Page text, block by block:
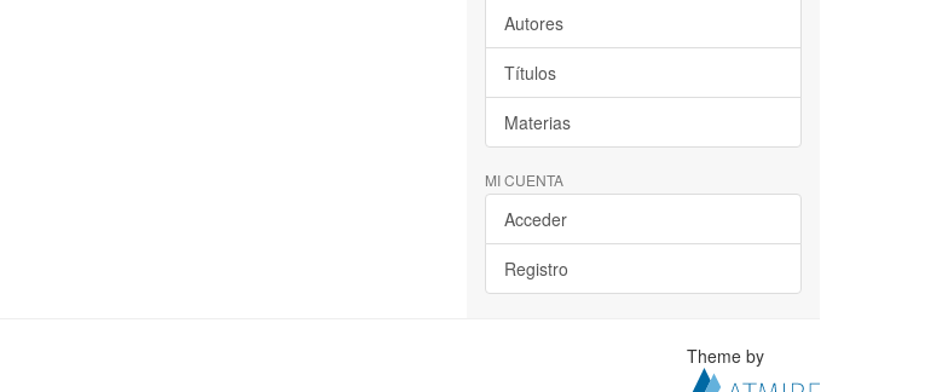
Autores
Títulos
Materias
MI CUENTA
Acceder
Registro
Theme by